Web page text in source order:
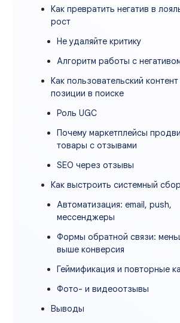
Как превратить негатив в
рост
Не удаляйте критику
Алгоритм работы с
Как пользовательский
позиции в поиске
Роль UGC
Почему маркетплейсы
товары с отзывами
SEO через отзывы
Как выстроить системный
Автоматизация: email, push,
мессенджеры
Формы обратной связи:
выше конверсия
Геймификация и повторные
Фото- и видеоотзывы
Выводы